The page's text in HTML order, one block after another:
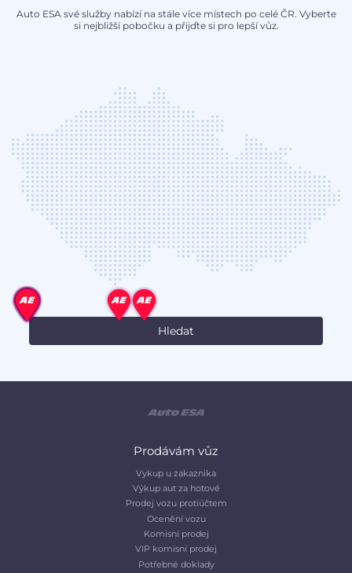
Auto ESA své služby nabízí na stále více místech po celé ČR. Vyberte
si nejbližší pobočku a přijďte si pro lepší vůz.
Prodávám vůz
Vykup u zakaznika
Výkup aut za hotové
Prodej vozu protiúčtem
Ocenění vozu
Komisní prodej
VIP komisní prodej
Potřebné doklady